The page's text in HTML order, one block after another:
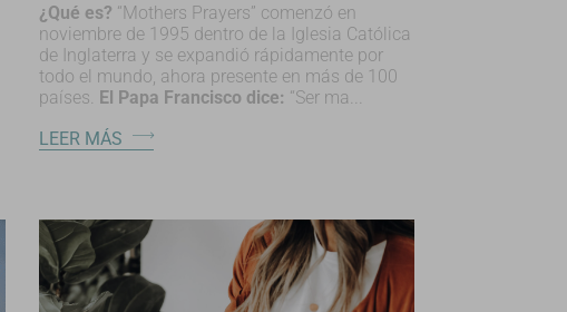
¿Qué es? “Mothers Prayers” comenzó en
noviembre de 1995 dentro de la Iglesia Católica
de Inglaterra y se expandió rápidamente por
todo el mundo, ahora presente en más de 100
países. El Papa Francisco dice: “Ser ma...
LEER MÁS